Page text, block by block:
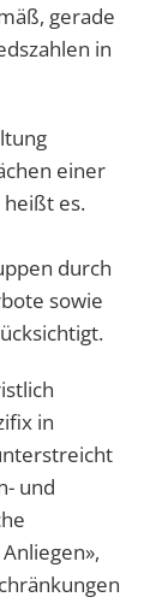
gerade
in
einer
heißt es.
durch
sowie
in
und